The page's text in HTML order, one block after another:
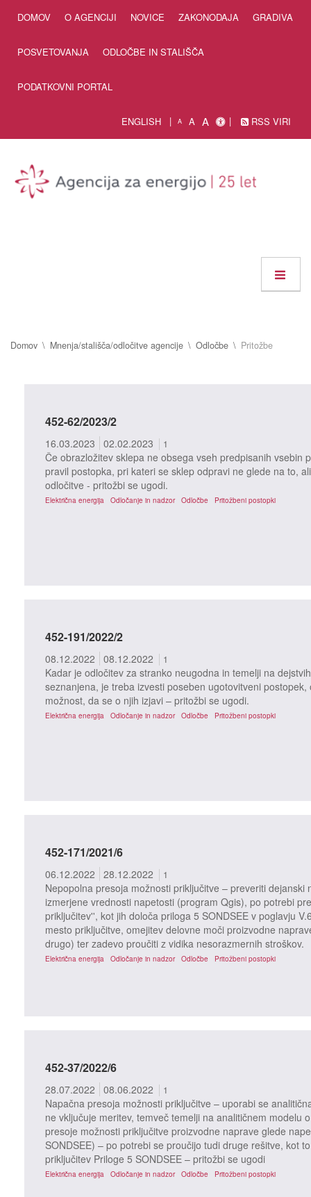
DOMOV O AGENCIJI NOVICE ZAKONODAJA GRADIVA
POSVETOVANJA ODLOČBE IN STALIŠČA
PODATKOVNI PORTAL
ENGLISH A A A RSS VIRI
Domov Mnenja/stališča/odločitve agencije Odločbe Pritožbe
452-62/2023/2
16.03.2023 02.02.2023 1
Če obrazložitev sklepa ne obsega vseh predpisanih vsebin
pravil postopka, pri kateri se sklep odpravi ne glede na to,
odločitve - pritožbi se ugodi.
Električna energija Odločanje in nadzor Odločbe Pritožbeni postopki
452-191/2022/2
08.12.2022 08.12.2022 1
Kadar je odločitev za stranko neugodna in temelji na
seznanjena, je treba izvesti poseben ugotovitveni
možnost, da se o njih izjavi – pritožbi se ugodi.
Električna energija Odločanje in nadzor Odločbe Pritožbeni postopki
452-171/2021/6
06.12.2022 28.12.2022 1
Nepopolna presoja možnosti priključitve – preveriti
izmerjene vrednosti napetosti (program Qgis), po potrebi
priključitev'', kot jih določa priloga 5 SONDSEE v poglavju
mesto priključitve, omejitev delovne moči proizvodne
drugo) ter zadevo proučiti z vidika nesorazmernih stroškov.
Električna energija Odločanje in nadzor Odločbe Pritožbeni postopki
452-37/2022/6
28.07.2022 08.06.2022 1
Napačna presoja možnosti priključitve – uporabi se
ne vključuje meritev, temveč temelji na analitičnem modelu
presoje možnosti priključitve proizvodne naprave glede
SONDSEE) – po potrebi se proučijo tudi druge rešitve, kot
priključitev Priloge 5 SONDSEE – pritožbi se ugodi
Električna energija Odločanje in nadzor Odločbe Pritožbeni postopki